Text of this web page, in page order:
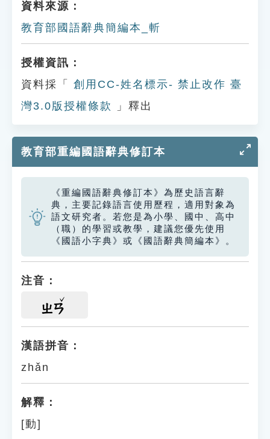
資料來源：
教育部國語辭典簡編本_斬
授權資訊：
資料採「
創用CC-姓名標示- 禁止改作 臺
灣3.0版授權條款
」釋出
教育部重編國語辭典修訂本
《重編國語辭典修訂本》為歷史語言辭
典，主要記錄語言使用歷程，適用對象為
語文研究者。若您是為小學、國中、高中
（職）的學習或教學，建議您優先使用
《國語小字典》或《國語辭典簡編本》。
注音：
ㄓㄢ
漢語拼音：
zhǎn
解釋：
[動]